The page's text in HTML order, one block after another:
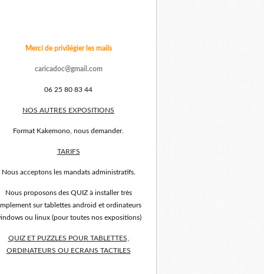
Merci de privilégier les mails
caricadoc@gmail.com
06 25 80 83 44
NOS AUTRES EXPOSITIONS
Format Kakemono, nous demander.
TARIFS
Nous acceptons les mandats administratifs.
Nous proposons des QUIZ à installer très
sur tablettes android et ordinateurs
ou linux (pour toutes nos expositions)
QUIZ ET PUZZLES POUR TABLETTES,
ORDINATEURS OU ECRANS TACTILES